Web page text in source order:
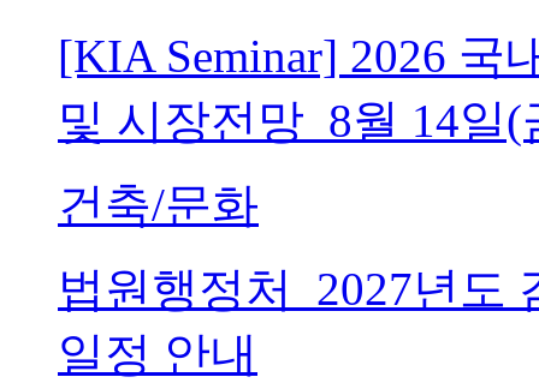
[KIA Seminar] 2026 국
및 시장전망_8월 14일(
건축/문화
법원행정처_2027년도
일정 안내